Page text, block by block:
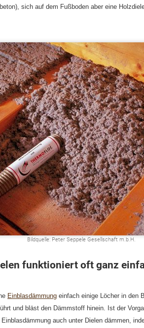
sich auf dem Fußboden aber eine
Bildquelle: Peter Seppele Gesellschaft m.b.H.
funktioniert oft ganz
Einblasdämmung einfach einige Löcher in den
und bläst den Dämmstoff hinein. Ist der
auch unter Dielen dämmen,